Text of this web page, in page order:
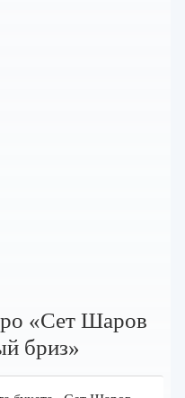
«Сет Шаров
бриз»